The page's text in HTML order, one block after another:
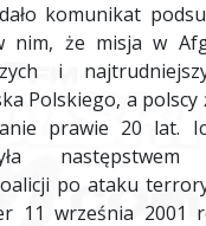
komunikat
nim, że misja w
i
Polskiego, a polscy
prawie 20 lat.
następstwem
po ataku
11 września 2001